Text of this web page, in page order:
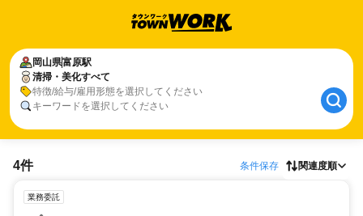
岡山県富原駅
清掃・美化すべて
特徴/給与/雇用形態を選択してください
キーワードを選択してください
4件 条件保存 関連度順
業務委託